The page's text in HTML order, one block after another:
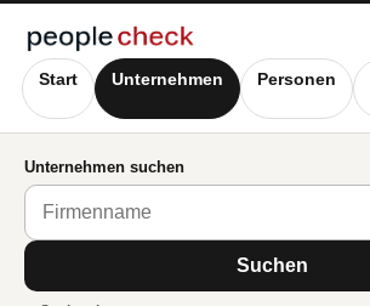
Start Unternehmen Personen
Unternehmen suchen
Suchen